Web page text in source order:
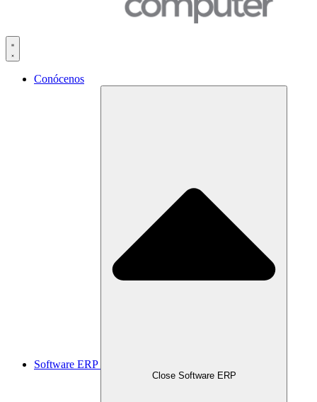
Conócenos
Software ERP
Close Software ERP